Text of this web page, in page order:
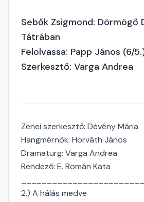
Sebők Zsigmond: Dörmögő
Tátrában
Felolvassa: Papp János (6/
Szerkesztő: Varga Andrea
Zenei szerkesztő: Dévény Mária
Hangmérnök: Horváth János
Dramaturg: Varga Andrea
Rendező: E. Román Kata
2.) A hálás medve